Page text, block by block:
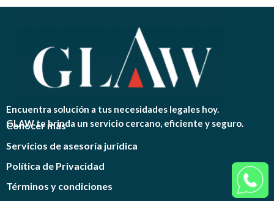
Encuentra solución a tus necesidades legales hoy.
GLAW te brinda un servicio cercano, eficiente y seguro.
Conocer más
Servicios de asesoría jurídica
Política de Privacidad
Términos y condiciones